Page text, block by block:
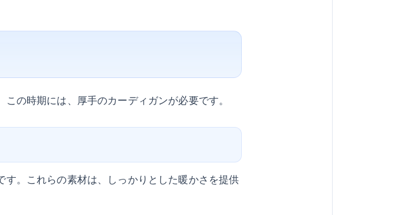
の時期には、厚手のカーディガンが必要です。
。これらの素材は、しっかりとした暖かさを提供